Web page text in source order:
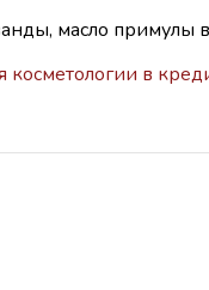
масло примулы
косметологии в